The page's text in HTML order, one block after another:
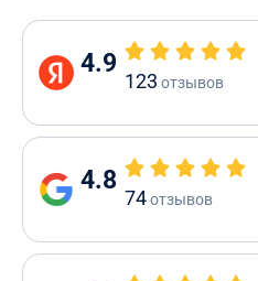
4.9
123 отзывов
4.8
74отзывов